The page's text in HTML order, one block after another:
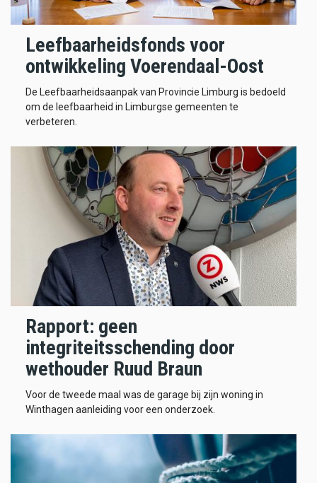
Leefbaarheidsfonds voor
ontwikkeling Voerendaal-Oost
De Leefbaarheidsaanpak van Provincie Limburg is bedoeld
om de leefbaarheid in Limburgse gemeenten te
verbeteren.
Rapport: geen
integriteitsschending door
wethouder Ruud Braun
Voor de tweede maal was de garage bij zijn woning in
Winthagen aanleiding voor een onderzoek.